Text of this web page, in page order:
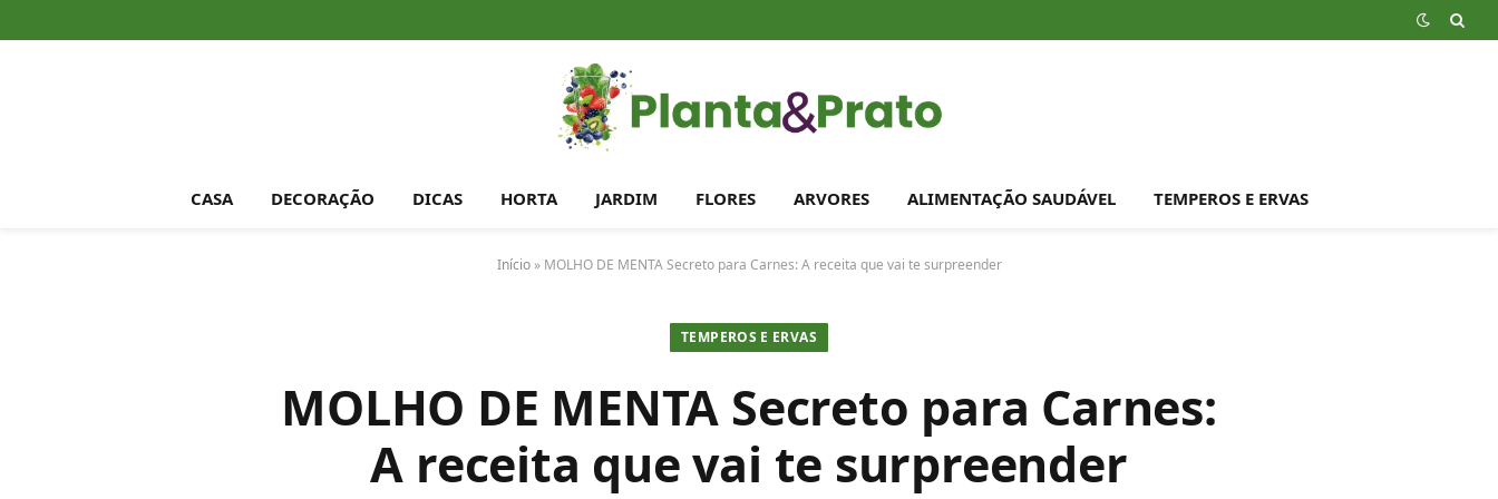
CASA DECORAÇÃO DICAS HORTA JARDIM FLORES ARVORES ALIMENTAÇÃO SAUDÁVEL TEMPEROS E ERVAS
Início» MOLHO DE MENTA Secreto para Carnes: A receita que vai te surpreender
TEMPEROS E ERVAS
MOLHO DE MENTA Secreto para Carnes:
A receita que vai te surpreender